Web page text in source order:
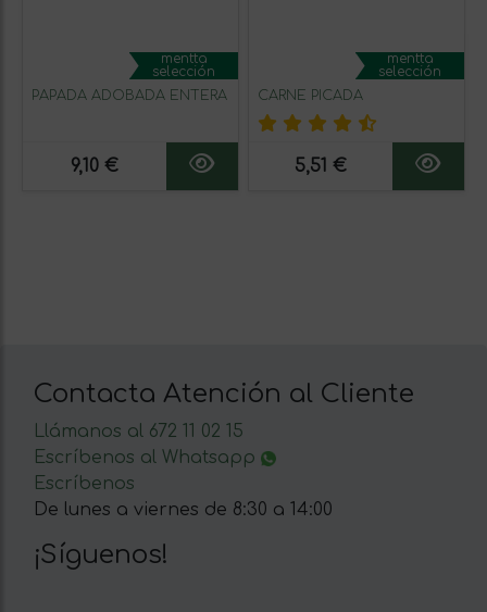
mentta
selección
PAPADA ADOBADA ENTERA
9,10 €
mentta
selección
CARNE PICADA
5,51 €
Contacta Atención al Cliente
Llámanos al 672 11 02 15
Escríbenos al Whatsapp
Escríbenos
De lunes a viernes de 8:30 a 14:00
¡Síguenos!